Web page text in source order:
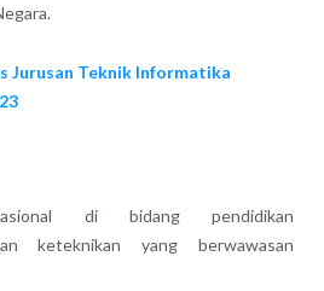
Jurusan Teknik Informatika
di bidang pendidikan
keteknikan yang berwawasan